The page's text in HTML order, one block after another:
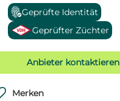
Geprüfte Identität
Geprüfter Züchter
Anbieter kontaktieren
Merken